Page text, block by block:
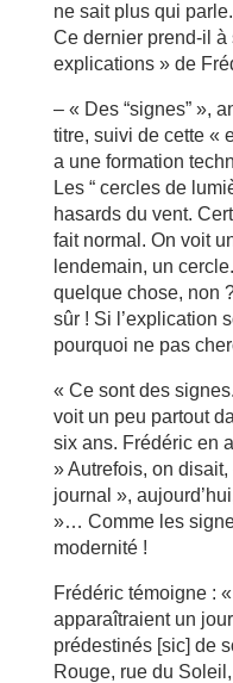
ne sait plus qui
Ce dernier prend-il à
explications » de
– « Des “signes” »,
titre, suivi de cette «
a une formation
Les “ cercles de
hasards du vent.
fait normal. On voit
lendemain, un
quelque chose, non
sûr ! Si l’explication
pourquoi ne pas
« Ce sont des
voit un peu partout
six ans. Frédéric en
» Autrefois, on disait,
journal »,
»… Comme les
modernité !
Frédéric témoigne :
apparaîtraient un
prédestinés [sic] de
Rouge, rue du